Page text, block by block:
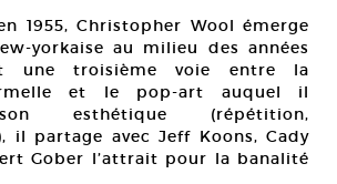
1955, Christopher Wool émerge
yorkaise au milieu des années
une troisième voie entre la
et le pop-art auquel il
esthétique (répétition,
il partage avec Jeff Koons, Cady
Gober l’attrait pour la banalité